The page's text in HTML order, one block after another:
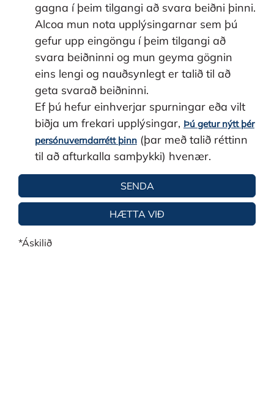
gagna í þeim tilgangi að svara beiðni þinni.
Alcoa mun nota upplýsingarnar sem þú
gefur upp eingöngu í þeim tilgangi að
svara beiðninni og mun geyma gögnin
eins lengi og nauðsynlegt er talið til að
geta svarað beiðninni.
Ef þú hefur einhverjar spurningar eða vilt
biðja um frekari upplýsingar, Þú getur nýtt þér
persónuverndarrétt þinn(þar með talið réttinn
til að afturkalla samþykki) hvenær.
*Áskilið